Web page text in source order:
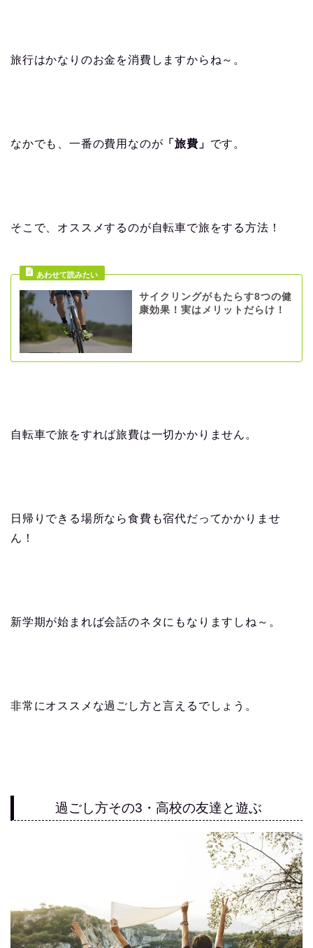
旅行はかなりのお金を消費しますからね～。
なかでも、一番の費用なのが 「旅費」 です。
そこで、オススメするのが自転車で旅をする方法！
サイクリングがもたらす8つの健
康効果！実はメリットだらけ！
自転車で旅をすれば旅費は一切かかりません。
日帰りできる場所なら食費も宿代だってかかりませ
ん！
新学期が始まれば会話のネタにもなりますしね～。
非常にオススメな過ごし方と言えるでしょう。
過ごし方その3・高校の友達と遊ぶ